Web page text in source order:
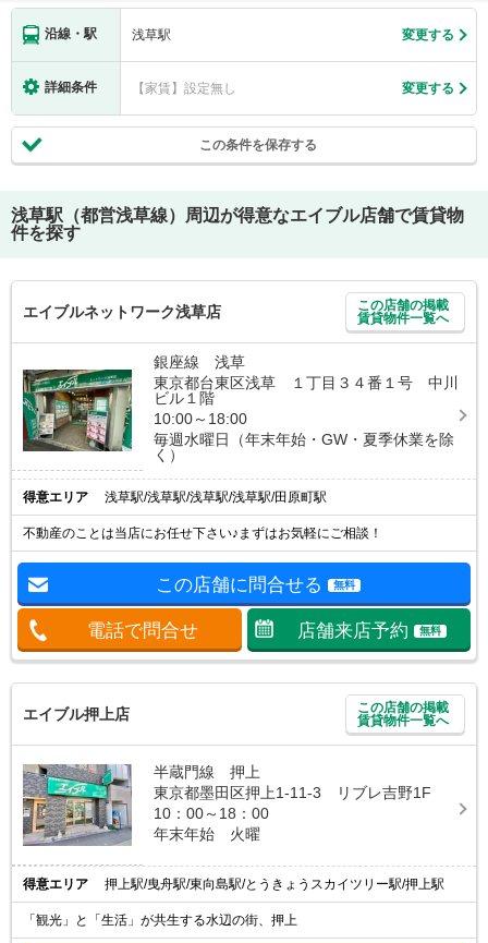
沿線・駅 浅草駅 変更する
詳細条件 【家賃】設定無し 変更する
この条件を保存する
浅草駅（都営浅草線）
周辺が得意なエイブル店舗で賃貸物
件を探す
エイブルネットワーク浅草店
この店舗の掲載
賃貸物件一覧へ
銀座線 浅草
東京都台東区浅草 １丁目３４番１号 中川
ビル１階
10:00～18:00
毎週水曜日（年末年始・GW・夏季休業を除
く）
得意エリア 浅草駅/浅草駅/浅草駅/浅草駅/田原町駅
不動産のことは当店にお任せ下さい♪まずはお気軽にご相談！
この店舗に問合せる 無料
電話で問合せ 店舗来店予約 無料
エイブル押上店
この店舗の掲載
賃貸物件一覧へ
半蔵門線 押上
東京都墨田区押上1-11-3 リブレ吉野1F
10：00～18：00
年末年始 火曜
得意エリア 押上駅/曳舟駅/東向島駅/とうきょうスカイツリー駅/押上駅
「観光」と「生活」が共生する水辺の街、押上